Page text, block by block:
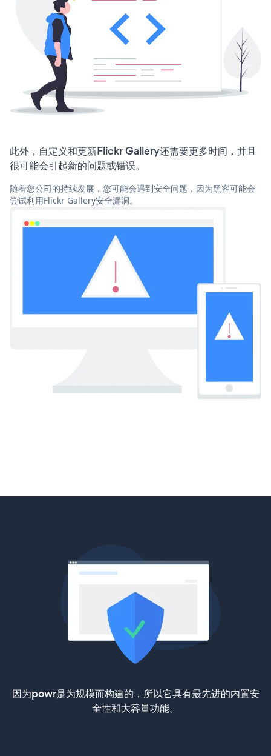
此外，自定义和更新Flickr Gallery还需要更多时间，并且
很可能会引起新的问题或错误。
随着您公司的持续发展，您可能会遇到安全问题，因为黑客可能会
尝试利用Flickr Gallery安全漏洞。
因为powr是为规模而构建的，所以它具有最先进的内置安
全性和大容量功能。